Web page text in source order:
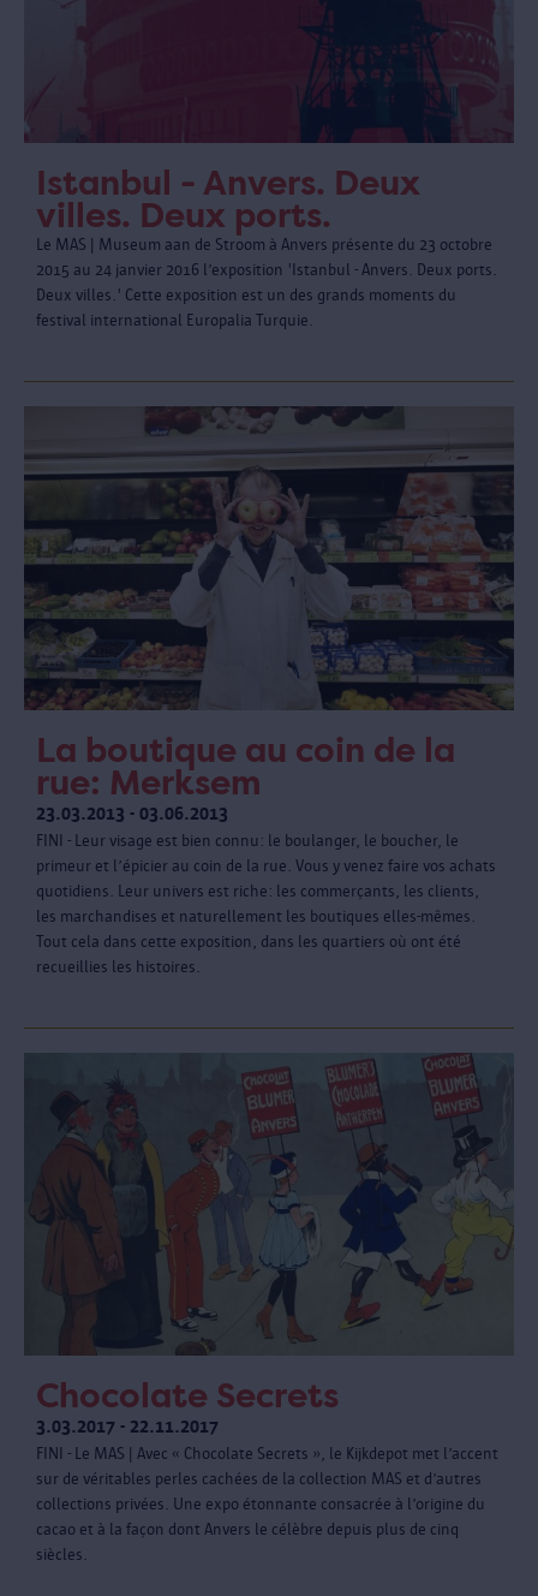
Istanbul - Anvers. Deux
villes. Deux ports.
Le MAS | Museum aan de Stroom à Anvers présente du 23 octobre
2015 au 24 janvier 2016 l’exposition 'Istanbul - Anvers. Deux ports.
Deux villes.' Cette exposition est un des grands moments du
festival international Europalia Turquie.
La boutique au coin de la
rue: Merksem
23.03.2013 - 03.06.2013
FINI - Leur visage est bien connu: le boulanger, le boucher, le
primeur et l’épicier au coin de la rue. Vous y venez faire vos achats
quotidiens. Leur univers est riche: les commerçants, les clients,
les marchandises et naturellement les boutiques elles-mêmes.
Tout cela dans cette exposition, dans les quartiers où ont été
recueillies les histoires.
Chocolate Secrets
3.03.2017 - 22.11.2017
FINI - Le MAS | Avec « Chocolate Secrets », le Kijkdepot met l’accent
sur de véritables perles cachées de la collection MAS et d’autres
collections privées. Une expo étonnante consacrée à l’origine du
cacao et à la façon dont Anvers le célèbre depuis plus de cinq
siècles.